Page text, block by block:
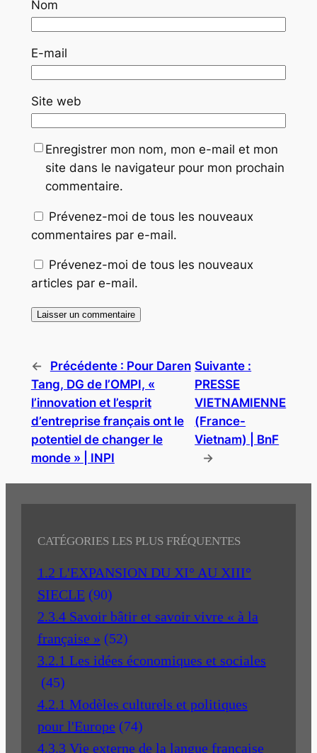
Nom
E-mail
Site web
Enregistrer mon nom, mon e-mail et mon
site dans le navigateur pour mon prochain
commentaire.
Prévenez-moi de tous les nouveaux
commentaires par e-mail.
Prévenez-moi de tous les nouveaux
articles par e-mail.
← Précédente : Pour Daren
Tang, DG de l’OMPI, «
l’innovation et l’esprit
d’entreprise français ont le
potentiel de changer le
monde » | INPI
Suivante :
PRESSE
VIETNAMIENNE
(France-
Vietnam) | BnF
→
CATÉGORIES LES PLUS FRÉQUENTES
1.2 L'EXPANSION DU XI° AU XIII°
SIECLE (90)
2.3.4 Savoir bâtir et savoir vivre « à la
française » (52)
3.2.1 Les idées économiques et sociales
(45)
4.2.1 Modèles culturels et politiques
pour l'Europe (74)
4.3.3 Vie externe de la langue française